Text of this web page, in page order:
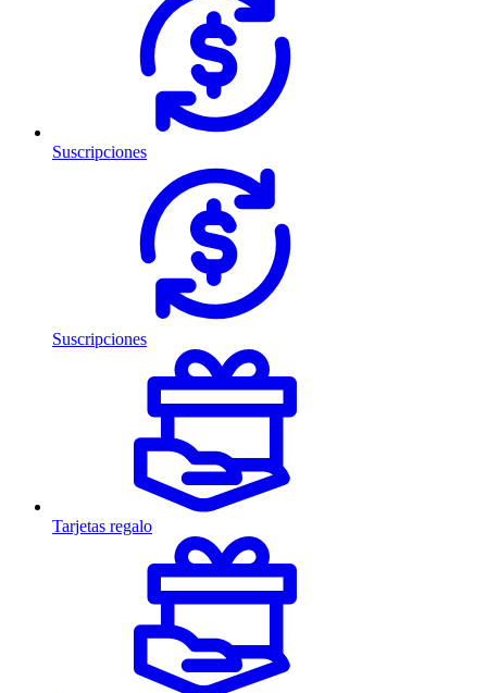
Suscripciones
Suscripciones
Tarjetas regalo